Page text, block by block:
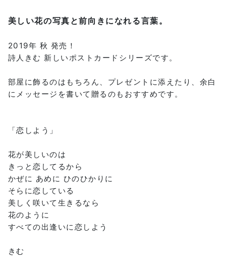
美しい花の写真と前向きになれる言葉。
2019年 秋 発売！
詩人きむ 新しいポストカードシリーズです。
部屋に飾るのはもちろん、プレゼントに添えたり、余白
にメッセージを書いて贈るのもおすすめです。
「恋しよう」
花が美しいのは
きっと恋してるから
かぜに あめに ひのひかりに
そらに恋している
美しく咲いて生きるなら
花のように
すべての出逢いに恋しよう
きむ